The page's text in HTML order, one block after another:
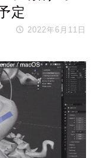
定
2022年6月11日